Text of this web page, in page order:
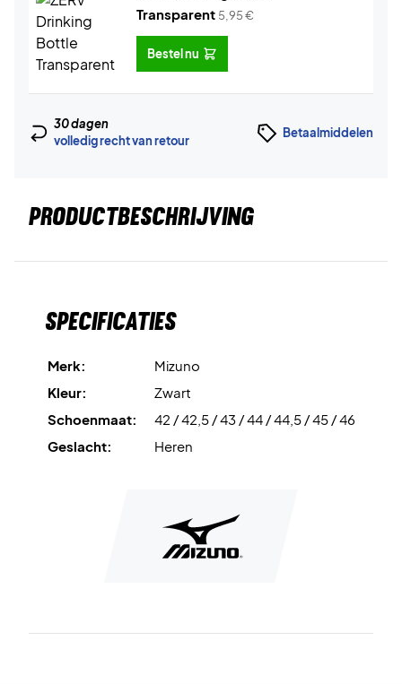
Transparent 5,95€
Bestel nu
30 dagen
volledig recht van retour
Betaalmiddelen
PRODUCTBESCHRIJVING
Specificaties
Merk:
Mizuno
Kleur:
Zwart
Schoenmaat:
42 / 42,5 / 43 / 44 / 44,5 / 45 / 46
Geslacht:
Heren